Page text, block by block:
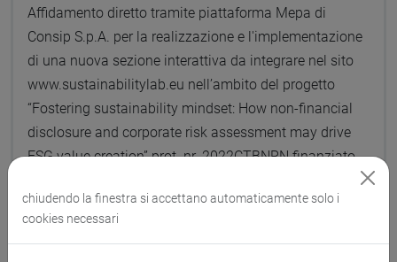
Affidamento diretto tramite piattaforma Mepa di
Consip S.p.A. per la realizzazione e l'implementazione
di una nuova sezione interattiva da integrare nel sito
www.sustainabilitylab.eu nell’ambito del progetto
“Fostering sustainability mindset: How non-financial
disclosure and corporate risk assessment may drive
ESG value creation” prot. nr. 2022CTBNRN finanziato
NAZIONALE DI RIPRESA E RESILIENZA (PNRR) –
MISSIONE 4 COMPONENTE 2, INVESTIMENTO 1.1
chiudendo la finestra si accettano automaticamente solo i
cookies necessari